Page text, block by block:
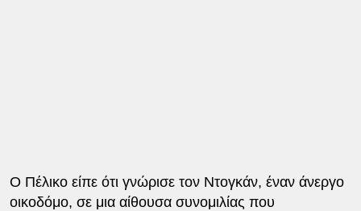
Ο Πέλικο είπε ότι γνώρισε τον Ντογκάν, έναν άνεργο
οικοδόμο, σε μια αίθουσα συνομιλίας που